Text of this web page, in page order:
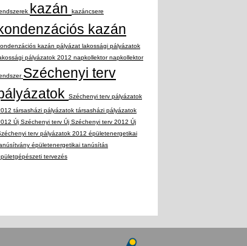
kazán kazáncsere
kazán
kazán pályázat lakossági pályázatok
pályázatok 2012 napkollektornapkollektor
Széchenyi terv
Széchenyi terv pályázatok
társasházi pályázatok társasházi pályázatok
Új Széchenyi terv Új Széchenyi terv 2012 Új
terv pályázatok 2012 épületenergetikai
épületenergetikai tanúsítás
tervezés